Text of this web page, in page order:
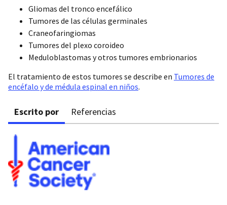
Gliomas del tronco encefálico
Tumores de las células germinales
Craneofaringiomas
Tumores del plexo coroideo
Meduloblastomas y otros tumores embrionarios
El tratamiento de estos tumores se describe en Tumores de
encéfalo y de médula espinal en niños.
Escrito por Referencias